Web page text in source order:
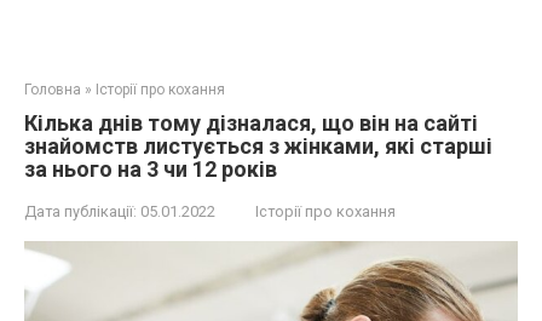
Головна » Історії про кохання
Кілька днів тому дізналася, що він на сайті
знайомств листується з жінками, які старші
за нього на 3 чи 12 років
Дата публікації: 05.01.2022 Історії про кохання